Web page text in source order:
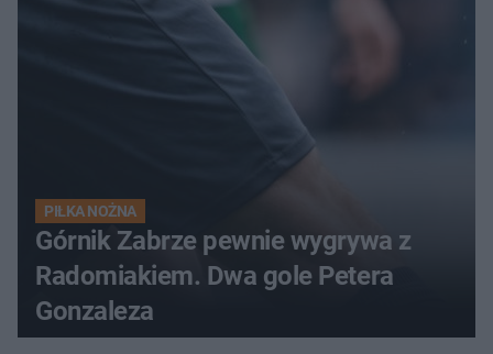
PIŁKA NOŻNA
Górnik Zabrze pewnie wygrywa z
Radomiakiem. Dwa gole Petera
Gonzaleza